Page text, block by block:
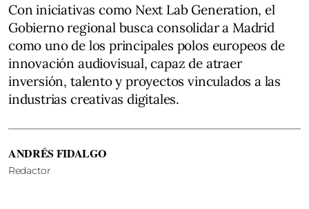
Con iniciativas como Next Lab Generation, el
Gobierno regional busca consolidar a Madrid
como uno de los principales polos europeos de
innovación audiovisual, capaz de atraer
inversión, talento y proyectos vinculados a las
industrias creativas digitales.
ANDRÉS FIDALGO
Redactor